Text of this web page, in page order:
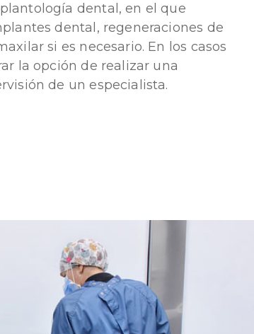
dental, en el que
dental, regeneraciones de
si es necesario. En los casos
la opción de realizar una
de un especialista.